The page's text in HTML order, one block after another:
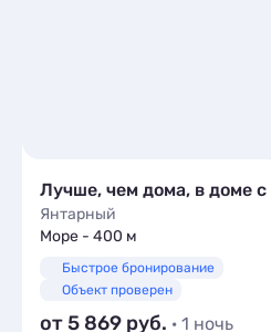
Янтарный
Море - 400 м
Быстрое бронирование
Объект проверен
от 5 869 · 1 ночь